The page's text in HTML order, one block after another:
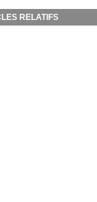
RELATIFS